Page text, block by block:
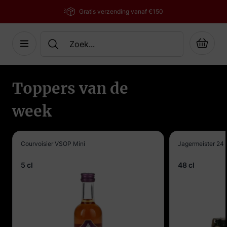
Gratis verzending vanaf €150
Cart
Toppers van de
week
Courvoisier VSOP Mini
5 cl
Jagermeister 24
48 cl